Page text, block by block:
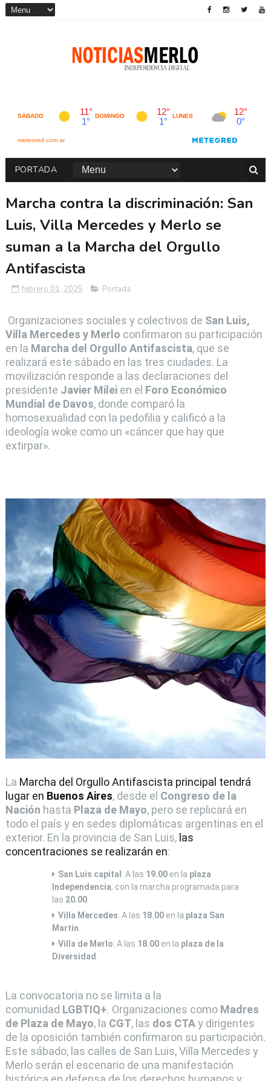
PORTADA
Marcha contra la discriminación: San
Luis, Villa Mercedes y Merlo se
suman a la Marcha del Orgullo
Antifascista
febrero 01, 2025 Portada
Organizaciones sociales y colectivos de San Luis,
Villa Mercedes y Merlo confirmaron su participación
en la Marcha del Orgullo Antifascista, que se
realizará este sábado en las tres ciudades. La
movilización responde a las declaraciones del
presidente Javier Mileien el Foro Económico
Mundial de Davos, donde comparó la
homosexualidad con la pedofilia y calificó a la
ideología woke como un «cáncer que hay que
extirpar».
La Marcha del Orgullo Antifascista principal tendrá
lugar en Buenos Aires, desde el Congreso de la
Nación hasta Plaza de Mayo, pero se replicará en
todo el país y en sedes diplomáticas argentinas en el
exterior. En la provincia de San Luis, las
concentraciones se realizarán en:
San Luis capital: A las 19.00en la plaza
Independencia, con la marcha programada para
las 20.00.
Villa Mercedes: A las 18.00en la plaza San
Martín
Villa de Merlo: A las 18.00en la plaza de la
Diversidad
La convocatoria no se limita a la
comunidad LGBTIQ+. Organizaciones como Madres
de Plaza de Mayo, la CGT, las dos CTAy dirigentes
de la oposición también confirmaron su participación.
Este sábado, las calles de San Luis, Villa Mercedes y
Merlo serán el escenario de una manifestación